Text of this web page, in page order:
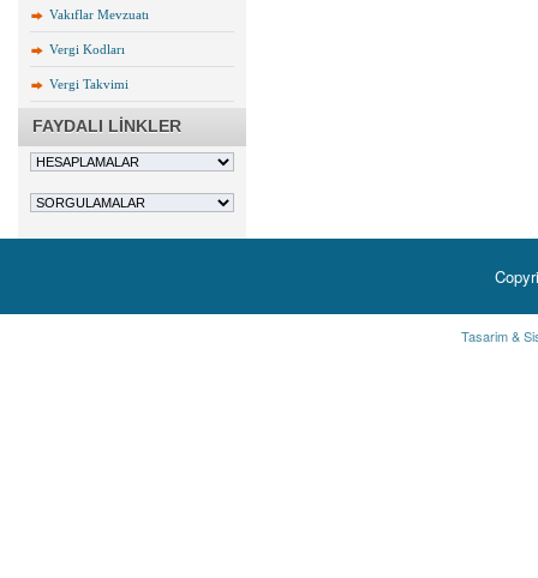
Vakıflar Mevzuatı
Vergi Kodları
Vergi Takvimi
FAYDALI LİNKLER
Tasarim &